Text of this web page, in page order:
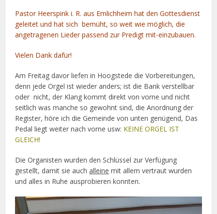
Pastor Heerspink i. R. aus Emlichheim hat den Gottesdienst
geleitet und hat sich bemüht, so weit wie möglich, die
angetragenen Lieder passend zur Predigt mit-einzubauen.
Vielen Dank dafür!
Am Freitag davor liefen in Hoogstede die Vorbereitungen,
denn jede Orgel ist wieder anders; ist die Bank verstellbar
oder nicht, der Klang kommt direkt von vorne und nicht
seitlich was manche so gewohnt sind, die Anordnung der
Register, höre ich die Gemeinde von unten genügend, Das
Pedal liegt weiter nach vorne usw: KEINE ORGEL IST
GLEICH!
Die Organisten wurden den Schlüssel zur Verfügung
gestellt, damit sie auchalleine mit allem vertraut wurden
und alles in Ruhe ausprobieren konnten.